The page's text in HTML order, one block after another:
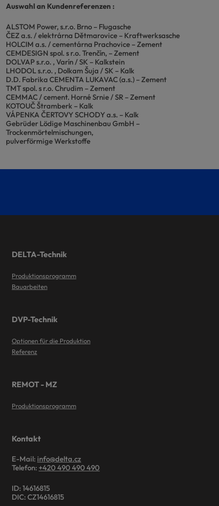
Auswahl an Kundenreferenzen :
ALSTOM Power, s.r.o. Brno – Flugasche
ČEZ a.s. / elektrárna Dětmarovice – Kraftwerksasche
HOLCIM a.s. / cementárna Prachovice – Zement
CEMDESIGN spol. s r.o. Trenčín, – Zement
DOLVAP s.r.o. , Varín / SK – Kalkstein
LHODOL s.r.o. , Dolkam Šuja / SK – Kalk
D.D. Fabrika CEMENTA LUKAVAC (a.s.) – Zement
TMT spol. s r.o. Chrudim – Zement
CEMMAC / cement. Horné Srnie / SR – Zement
KOTOUČ Štramberk – Kalk
VÁPENKA ČERTOVY SCHODY a.s. – Kalk
Gebrüder Lödige Maschinenbau GmbH –
Trockenmörtelmischungen,
pulverförmige Werkstoffe
DELTA-Technik
Produktionsprogramm
Bauarbeiten
DVP-Technik
Optionen für die Produktion
Referenz
REMOT - MZ
Produktionsprogramm
Kontakt
E-Mail: info@delta.cz
Telefon: +420 490 490 490
ID: 14616815
DIC: CZ14616815